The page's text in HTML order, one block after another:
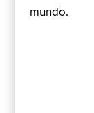
mundo.